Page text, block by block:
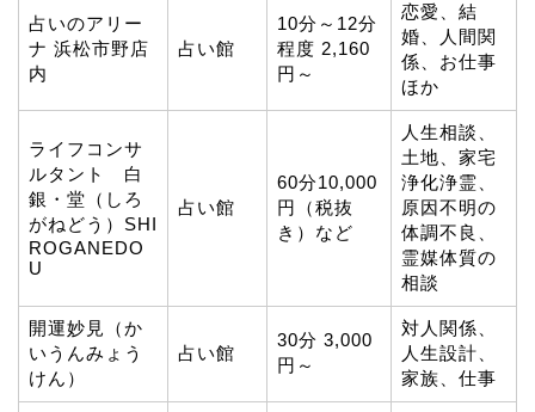
占いのアリー
ナ 浜松市野店
内
占い館
10分～12分
程度 2,160
円～
恋愛、結
婚、人間関
係、お仕事
ほか
ライフコンサ
ルタント 白
銀・堂（しろ
がねどう）SHI
ROGANEDO
U
占い館
60分10,000
円（税抜
き）など
人生相談、
土地、家宅
浄化浄霊、
原因不明の
体調不良、
霊媒体質の
相談
開運妙見（か
いうんみょう
けん）
占い館
30分 3,000
円～
対人関係、
人生設計、
家族、仕事